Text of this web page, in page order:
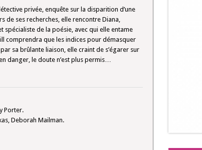
privée, enquête sur la disparition d’une
de ses recherches, elle rencontre Diana,
spécialiste de la poésie, avec qui elle entame
comprendra que les indices pour démasquer
sa brûlante liaison, elle craint de s’égarer sur
danger, le doute n’est plus permis…
Porter.
Deborah Mailman.